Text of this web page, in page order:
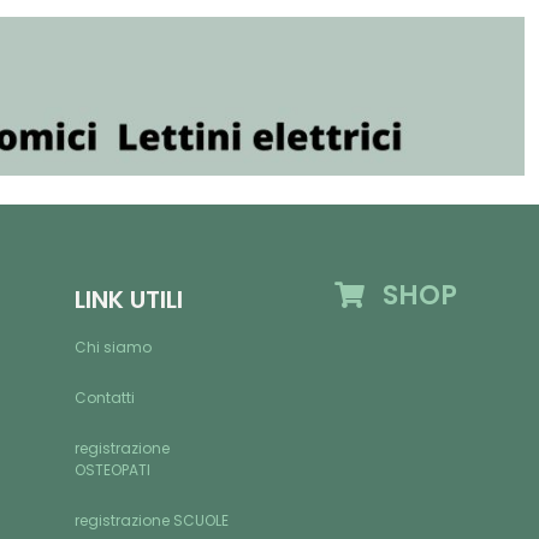
LINK UTILI
Chi siamo
Contatti
registrazione
OSTEOPATI
registrazione SCUOLE
SHOP